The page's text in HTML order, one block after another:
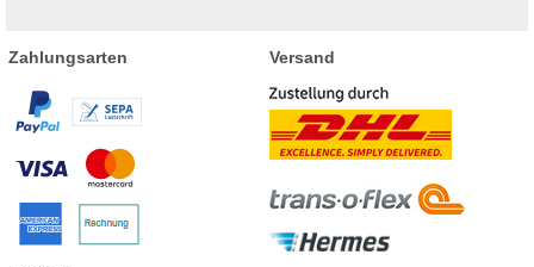
Zahlungsarten Versand